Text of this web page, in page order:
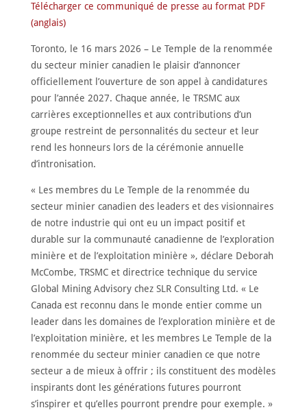
NOUVELLES
SPONSORS
DE
SOUTIEN
CONTACT
Français
Télécharger ce communiqué de presse au format PDF
(anglais)
Toronto, le 16 mars 2026 – Le Temple de la renommée
du secteur minier canadien le plaisir d’annoncer
officiellement l’ouverture de son appel à candidatures
pour l’année 2027. Chaque année, le TRSMC aux
carrières exceptionnelles et aux contributions d’un
groupe restreint de personnalités du secteur et leur
rend les honneurs lors de la cérémonie annuelle
d’intronisation.
« Les membres du Le Temple de la renommée du
secteur minier canadien des leaders et des visionnaires
de notre industrie qui ont eu un impact positif et
durable sur la communauté canadienne de l’exploration
minière et de l’exploitation minière », déclare Deborah
McCombe, TRSMC et directrice technique du service
Global Mining Advisory chez SLR Consulting Ltd. « Le
Canada est reconnu dans le monde entier comme un
leader dans les domaines de l’exploration minière et de
l’exploitation minière, et les membres Le Temple de la
renommée du secteur minier canadien ce que notre
secteur a de mieux à offrir ; ils constituent des modèles
inspirants dont les générations futures pourront
s’inspirer et qu’elles pourront prendre pour exemple. »